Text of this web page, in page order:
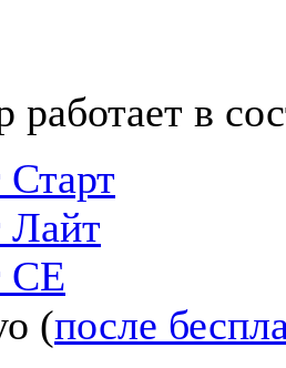
работает в
Лайт
СЕ
(после